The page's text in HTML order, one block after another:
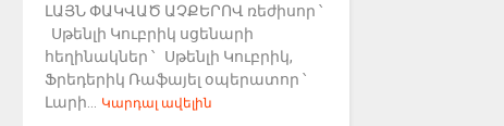
ԼԱՅՆ ՓԱԿՎԱԾ ԱՉՔԵՐՈՎ ռեժիսոր ՝
Սթենլի Կուբրիկ սցենարի
հեղինակներ ՝ Սթենլի Կուբրիկ,
Ֆրեդերիկ Ռաֆայել օպերատոր ՝
Լարի...
Կարդալ ավելին